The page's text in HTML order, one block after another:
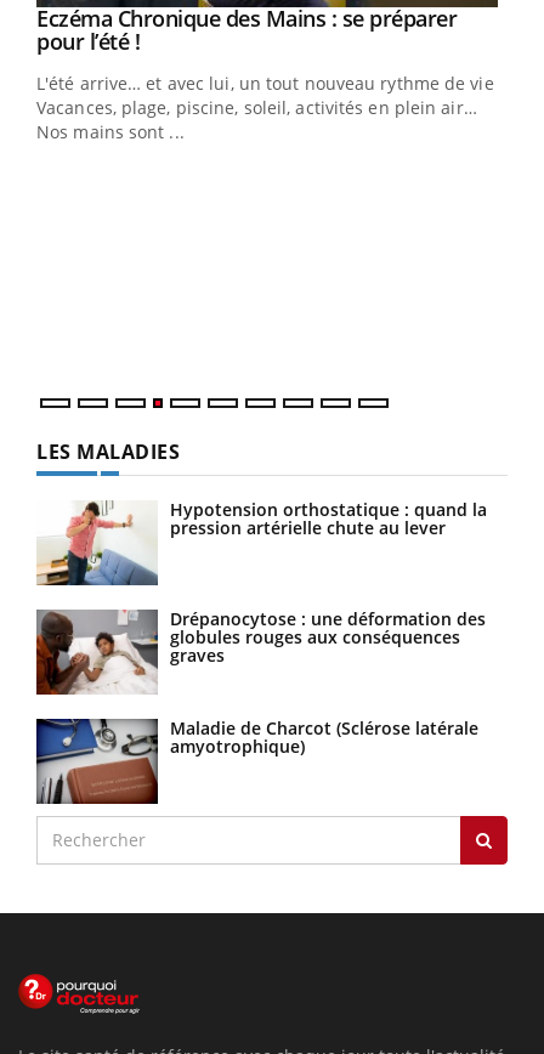
Youtube
Eczéma Chronique des Mains : se préparer
pour l’été !Youtube
L'été arrive… et avec lui, un tout nouveau rythme de vie !
Vacances, plage, piscine, soleil, activités en plein air…
Nos mains sont ...
Youtube
Diabète & Ramadan 2026Youtube
Le Ramadan approche, et, pour de nombreuses
personnes atteintes de diabète, c'est une période de
questions, de défis, mais ...
LES MALADIES
Hypotension orthostatique : quand la
pression artérielle chute au lever
Drépanocytose : une déformation des
globules rouges aux conséquences
graves
Maladie de Charcot (Sclérose latérale
amyotrophique)